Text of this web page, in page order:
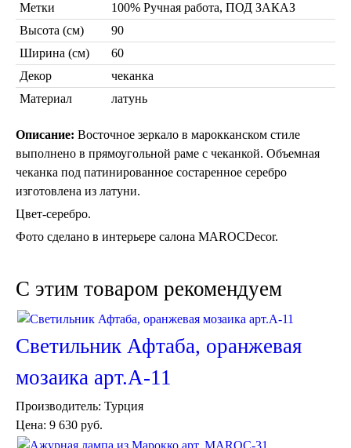
Марокканские светильники
Бра из мозаики
Бра со стеклом
Настольные лампы
Марокканские Мозаичные
Марокканские лампы
Марокканские Мозаичные
Метки
100% Ручная работа, ПОД ЗАКАЗ
Высота (см)
90
Ширина (см)
60
Декор
чеканка
Материал
латунь
Описание: Восточное зеркало в марокканском стиле
выполнено в прямоугольной раме с чеканкой. Объемная
чеканка под патинированное состаренное серебро
изготовлена из латуни.
Цвет-серебро.
Фото сделано в интерьере салона MAROCDecor.
C этим товаром рекомендуем
Светильник Афтаба, оранжевая
мозаика арт.A-11
Производитель: Турция
Цена: 9 630 руб.